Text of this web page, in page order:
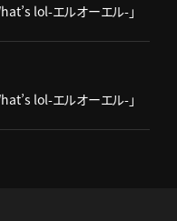
lol-エルオーエル-」
lol-エルオーエル-」